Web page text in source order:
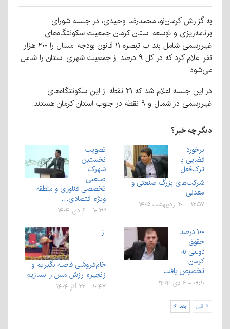
به گزارش کرمان‌نو، محمدرضا وحیدی، در جلسه شورای
برنامه‌ریزی و توسعه استان کرمان جمعیت سکونتگاه‌های
غیررسمی شامل بند ب تبصره ۱۱ قانون بودجه امسال را ۲۰۰ هزار
نفر اعلام کرد که در کل ۹ درصد از جمعیت شهری استان را شامل
می‌شود.
در این جلسه اعلام شد که ۲۱ نقطه از این سکونتگاه‌های
غیررسمی در شمال و ۹ نقطه در جنوب استان کرمان هستند.
دیگر چه خبر؟
برخورد
قضایی با
ترک‌فعل
شرکت‌های بزرگ صنعتی و
معدنی
۱۲:۵۷ - ۲۰ اردیبهشت ۱۴۰۵
تصویب
نخستین
شهرک
صنعتی
تخصصی فناوری و منطقه
ویژه اقتصادی…
۱۰:۲۳ - ۶ دی ۱۴۰۴
۱۰۰ درصد
حقوق
دولتی به
کرمان
تخصیص یافت
۰۹:۱۰ - ۶ دی ۱۴۰۴
از
خام‌فروشی فاصله بگیریم و
زنجیره ارزش مس را بسازیم
۱۰:۴۷ - ۲۲ آذر ۱۴۰۴
قبل بعد